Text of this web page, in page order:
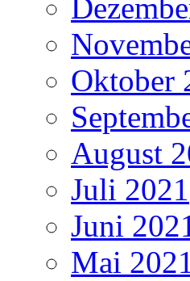
Oktober
August
Juli 2021
Juni
Mai 2021